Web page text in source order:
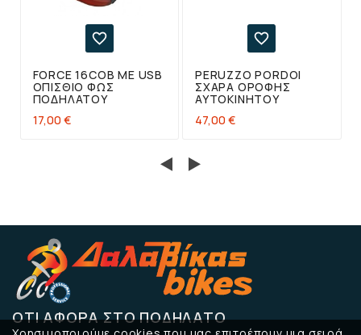

FORCE 16COB ΜΕ USB
ΟΠΊΣΘΙΟ ΦΩΣ
ΠΟΔΗΛΆΤΟΥ
17,00 €

PERUZZO PORDOI
ΣΧΆΡΑ ΟΡΟΦΉΣ
ΑΥΤΟΚΙΝΉΤΟΥ
47,00 €
ΌΤΙ ΑΦΟΡΆ ΣΤΟ ΠΟΔΉΛΑΤΟ